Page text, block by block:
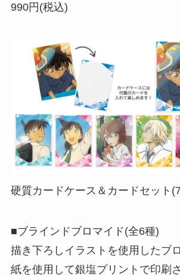
990円(税込)
硬質カードケース＆カードセット
■ブラインドブロマイド(全6種)
描き下ろしイラストを使用したブ
紙を使用して銀塩プリントで印刷